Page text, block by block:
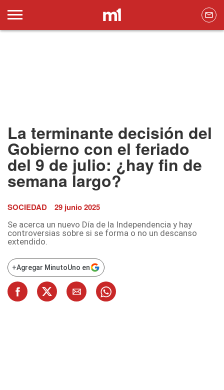
La terminante decisión del
Gobierno con el feriado
del 9 de julio: ¿hay fin de
semana largo?
SOCIEDAD 29 junio 2025
Se acerca un nuevo Día de la Independencia y hay
controversias sobre si se forma o no un descanso
extendido.
+Agregar MinutoUno en